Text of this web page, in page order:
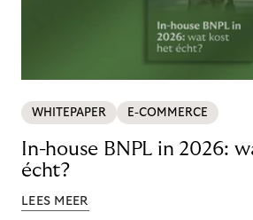
WHITEPAPER E-COMMERCE
In-house BNPL in 2026:
écht?
LEES MEER